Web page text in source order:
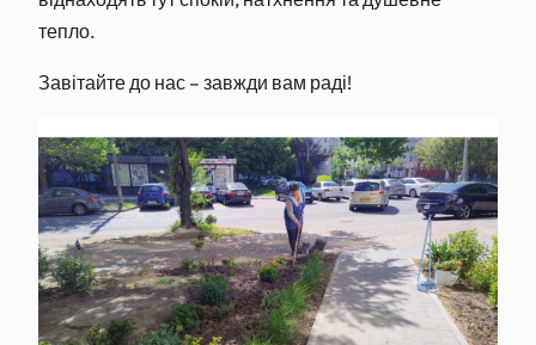
тепло.
Завітайте до нас – завжди вам раді!